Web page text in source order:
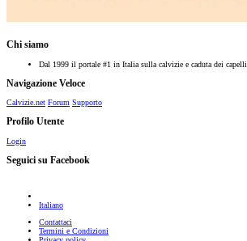
Chi siamo
Dal 1999 il portale #1 in Italia sulla calvizie e caduta dei capelli
Navigazione Veloce
Calvizie.net Forum Supporto
Profilo Utente
Login
Seguici su Facebook
Italiano
Contattaci
Termini e Condizioni